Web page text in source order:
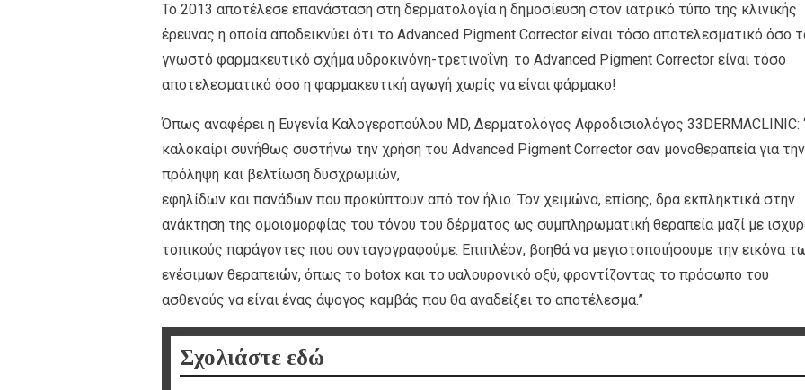
To 2013 αποτέλεσε επανάσταση στη δερματολογία η δημοσίευση στον ιατρικό τύπο της κλινικής
έρευνας η οποία αποδεικνύει ότι το Advanced Pigment Corrector είναι τόσο αποτελεσματικό όσο
γνωστό φαρμακευτικό σχήμα υδροκινόνη-τρετινοΐνη: το Advanced Pigment Corrector είναι τόσο
αποτελεσματικό όσο η φαρμακευτική αγωγή χωρίς να είναι φάρμακο!
Όπως αναφέρει η Ευγενία Καλογεροπούλου MD, Δερματολόγος Αφροδισιολόγος 33DERMACLINIC:
καλοκαίρι συνήθως συστήνω την χρήση του Advanced Pigment Corrector σαν μονοθεραπεία για την
πρόληψη και βελτίωση δυσχρωμιών,
εφηλίδων και πανάδων που προκύπτουν από τον ήλιο. Τον χειμώνα, επίσης, δρα εκπληκτικά στην
ανάκτηση της ομοιομορφίας του τόνου του δέρματος ως συμπληρωματική θεραπεία μαζί με
τοπικούς παράγοντες που συνταγογραφούμε. Επιπλέον, βοηθά να μεγιστοποιήσουμε την εικόνα
ενέσιμων θεραπειών, όπως το botox και το υαλουρονικό οξύ, φροντίζοντας το πρόσωπο του
ασθενούς να είναι ένας άψογος καμβάς που θα αναδείξει το αποτέλεσμα.”
Σχολιάστε εδώ